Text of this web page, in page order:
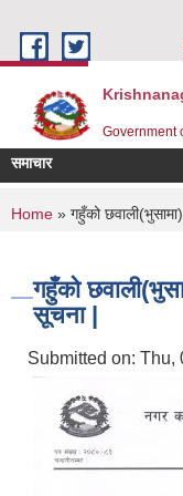
Government
समाचार
You are
Home » गहुँको
गहुँको
सूचना |
Submitted on: Thu,